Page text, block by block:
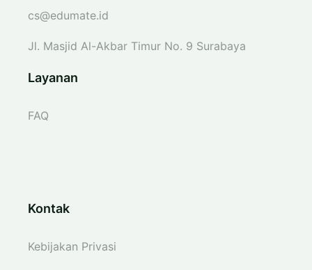
cs@edumate.id
Jl. Masjid Al-Akbar Timur No. 9 Surabaya
Layanan
FAQ
Kontak
Kebijakan Privasi